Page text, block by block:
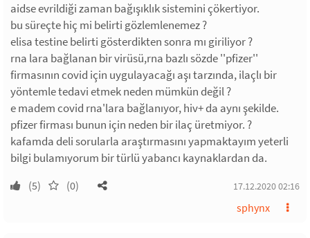
aidse evrildiği zaman bağışıklık sistemini çökertiyor.
bu süreçte hiç mi belirti gözlemlenemez ?
elisa testine belirti gösterdikten sonra mı giriliyor ?
rna lara bağlanan bir virüsü,rna bazlı sözde ''pfizer''
firmasının covid için uygulayacağı aşı tarzında, ilaçlı bir
yöntemle tedavi etmek neden mümkün değil ?
e madem covid rna'lara bağlanıyor, hiv+ da aynı şekilde.
pfizer firması bunun için neden bir ilaç üretmiyor. ?
kafamda deli sorularla araştırmasını yapmaktayım yeterli
bilgi bulamıyorum bir türlü yabancı kaynaklardan da.
(5) (0) 17.12.2020 02:16
sphynx